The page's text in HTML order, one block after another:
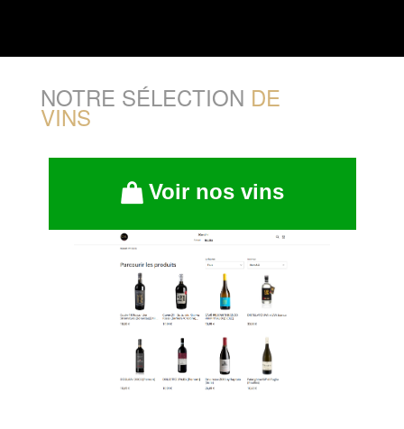
NOTRE SÉLECTION DE
VINS
Voir nos vins